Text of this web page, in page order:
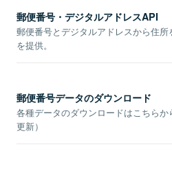
郵便番号・デジタルアドレスAPI
郵便番号とデジタルアドレスから住
を提供。
郵便番号データのダウンロード
各種データのダウンロードはこちらか
更新）